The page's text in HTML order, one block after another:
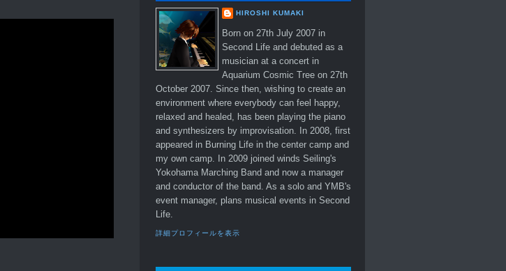
HIROSHI KUMAKI
Born on 27th July 2007 in
Second Life and debuted as a
musician at a concert in
Aquarium Cosmic Tree on 27th
October 2007. Since then, wishing to create an
environment where everybody can feel happy,
relaxed and healed, has been playing the piano
and synthesizers by improvisation. In 2008, first
appeared in Burning Life in the center camp and
my own camp. In 2009 joined winds Seiling's
Yokohama Marching Band and now a manager
and conductor of the band. As a solo and YMB's
event manager, plans musical events in Second
Life.
詳細プロフィールを表示